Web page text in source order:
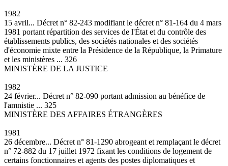
1982
15 avril... Décret n° 82-243 modifiant le décret n° 81-164 du 4 mars
1981 portant répartition des services de l'État et du contrôle des
établissements publics, des sociétés nationales et des sociétés
d'économie mixte entre la Présidence de la République, la Primature
et les ministères ... 326
MINISTÈRE DE LA JUSTICE
1982
24 février... Décret n° 82-090 portant admission au bénéfice de
l'amnistie ... 325
MINISTÈRE DES AFFAIRES ÉTRANGÈRES
1981
26 décembre... Décret n° 81-1290 abrogeant et remplaçant le décret
n° 72-882 du 17 juillet 1972 fixant les conditions de logement de
certains fonctionnaires et agents des postes diplomatiques et